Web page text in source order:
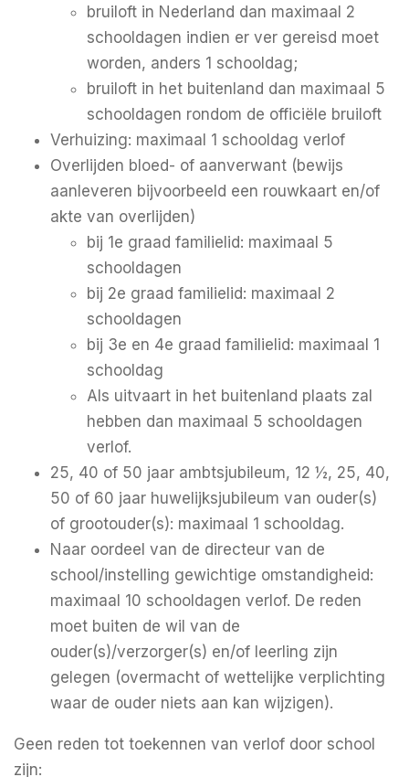
bruiloft in Nederland dan maximaal 2
schooldagen indien er ver gereisd moet
worden, anders 1 schooldag;
bruiloft in het buitenland dan maximaal 5
schooldagen rondom de officiële bruiloft
Verhuizing: maximaal 1 schooldag verlof
Overlijden bloed- of aanverwant (bewijs
aanleveren bijvoorbeeld een rouwkaart en/of
akte van overlijden)
bij 1e graad familielid: maximaal 5
schooldagen
bij 2e graad familielid: maximaal 2
schooldagen
bij 3e en 4e graad familielid: maximaal 1
schooldag
Als uitvaart in het buitenland plaats zal
hebben dan maximaal 5 schooldagen
verlof.
25, 40 of 50 jaar ambtsjubileum, 12 ½, 25, 40,
50 of 60 jaar huwelijksjubileum van ouder(s)
of grootouder(s): maximaal 1 schooldag.
Naar oordeel van de directeur van de
school/instelling gewichtige omstandigheid:
maximaal 10 schooldagen verlof. De reden
moet buiten de wil van de
ouder(s)/verzorger(s) en/of leerling zijn
gelegen (overmacht of wettelijke verplichting
waar de ouder niets aan kan wijzigen).
Geen reden tot toekennen van verlof door school
zijn: